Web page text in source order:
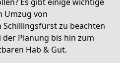
Umzug von
Schillingsfürst zu beachten
Planung bis hin zum
Hab & Gut.